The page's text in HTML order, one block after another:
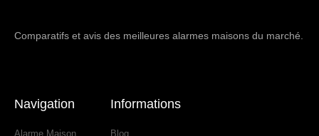
Comparatifs et avis des meilleures alarmes maisons du marché.
Navigation
Alarme Maison
Informations
Blog